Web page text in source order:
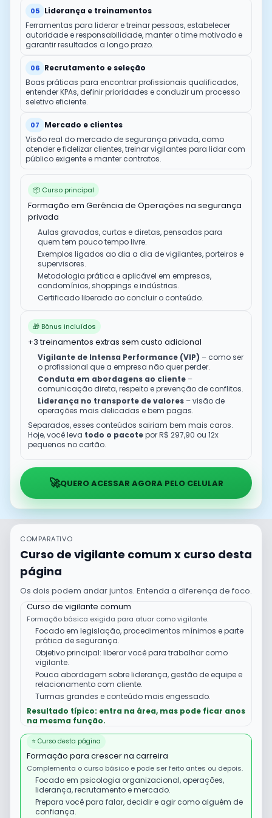
05 Liderança e treinamentos
Ferramentas para liderar e treinar pessoas, estabelecer
autoridade e responsabilidade, manter o time motivado e
garantir resultados a longo prazo.
06 Recrutamento e seleção
Boas práticas para encontrar profissionais qualificados,
entender KPAs, definir prioridades e conduzir um processo
seletivo eficiente.
07
Mercado e clientes
Visão real do mercado de segurança privada, como
atender e fidelizar clientes, treinar vigilantes para lidar com
público exigente e manter contratos.
📦 Curso principal
Formação em Gerência de Operações na segurança
privada
Aulas gravadas, curtas e diretas, pensadas para
quem tem pouco tempo livre.
Exemplos ligados ao dia a dia de vigilantes, porteiros e
supervisores.
Metodologia prática e aplicável em empresas,
condomínios, shoppings e indústrias.
Certificado liberado ao concluir o conteúdo.
🎁 Bônus incluídos
+3 treinamentos extras sem custo adicional
Vigilante de Intensa Performance (VIP) – como ser
o profissional que a empresa não quer perder.
Conduta em abordagens ao cliente –
comunicação direta, respeito e prevenção de conflitos.
Liderança no transporte de valores – visão de
operações mais delicadas e bem pagas.
Separados, esses conteúdos sairiam bem mais caros.
Hoje, você leva todo o pacotepor R$ 297,90 ou 12x
pequenos no cartão.
🚀QUERO ACESSAR AGORA PELO CELULAR
COMPARATIVO
Curso de vigilante comum x curso desta
página
Os dois podem andar juntos. Entenda a diferença de foco.
Curso de vigilante comum
Formação básica exigida para atuar como vigilante.
Focado em legislação, procedimentos mínimos e parte
prática de segurança.
Objetivo principal: liberar você para trabalhar como
vigilante.
Pouca abordagem sobre liderança, gestão de equipe e
relacionamento com cliente.
Turmas grandes e conteúdo mais engessado.
Resultado típico: entra na área, mas pode ficar anos
na mesma função.
⭐ Curso desta página
Formação para crescer na carreira
Complementa o curso básico e pode ser feito antes ou depois.
Focado em psicologia organizacional, operações,
liderança, recrutamento e mercado.
Prepara você para falar, decidir e agir como alguém de
confiança.